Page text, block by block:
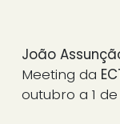
João
Meeting da
outubro a 1